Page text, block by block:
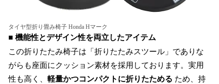
タイヤ型折り畳み椅子 Honda Hマーク
■ 機能性とデザイン性を両立したアイテム
この折りたたみ椅子は「折りたたみスツール」でありな
がらも座面にクッション素材を採用しております。実用
性も高く、 軽量かつコンパクトに折りたためる ため、持